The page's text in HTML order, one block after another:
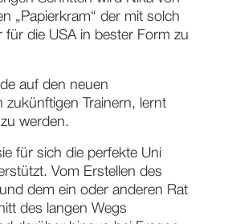
mit eigener Küche
Zum Einen ist das natürlich
Meilenstein, der noch
der mit solch
die USA in bester Form zu
auf den neuen
Trainern, lernt
werden.
für sich die perfekte Uni